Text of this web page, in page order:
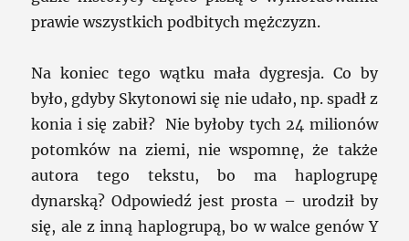
prawie wszystkich podbitych mężczyzn.
Na koniec tego wątku mała dygresja. Co by
było, gdyby Skytonowi się nie udało, np. spadł z
konia i się zabił? Nie byłoby tych 24 milionów
potomków na ziemi, nie wspomnę, że także
autora tego tekstu, bo ma haplogrupę
dynarską? Odpowiedź jest prosta – urodził by
się, ale z inną haplogrupą, bo w walce genów Y